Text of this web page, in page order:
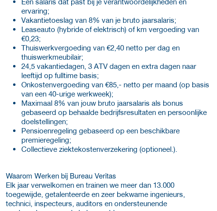
ervaring;
Vakantietoeslag van 8% van je bruto jaarsalaris;
Leaseauto (hybride of elektrisch) of km vergoeding van
€0,23;
Thuiswerkvergoeding van €2,40 netto per dag en
thuiswerkmeubilair;
24,5 vakantiedagen, 3 ATV dagen en extra dagen naar
leeftijd op fulltime basis;
Onkostenvergoeding van €85,- netto per maand (op basis
van een 40-urige werkweek);
Maximaal 8% van jouw bruto jaarsalaris als bonus
gebaseerd op behaalde bedrijfsresultaten en persoonlijke
doelstellingen;
Pensioenregeling gebaseerd op een beschikbare
premieregeling;
Collectieve ziektekostenverzekering (optioneel.).
Waarom Werken bij Bureau Veritas
Elk jaar verwelkomen en trainen we meer dan 13.000
toegewijde, getalenteerde en zeer bekwame ingenieurs,
technici, inspecteurs, auditors en ondersteunende